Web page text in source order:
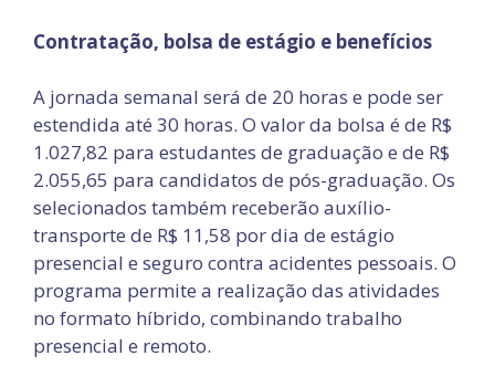
Contratação, bolsa de estágio e benefícios
A jornada semanal será de 20 horas e pode ser
estendida até 30 horas. O valor da bolsa é de R$
1.027,82 para estudantes de graduação e de R$
2.055,65 para candidatos de pós-graduação. Os
selecionados também receberão auxílio-
transporte de R$ 11,58 por dia de estágio
presencial e seguro contra acidentes pessoais. O
programa permite a realização das atividades
no formato híbrido, combinando trabalho
presencial e remoto.